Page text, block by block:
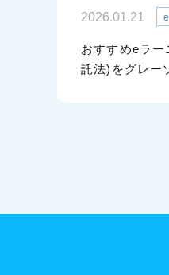
2026.01.21
おすすめeラ
託法)をグレー